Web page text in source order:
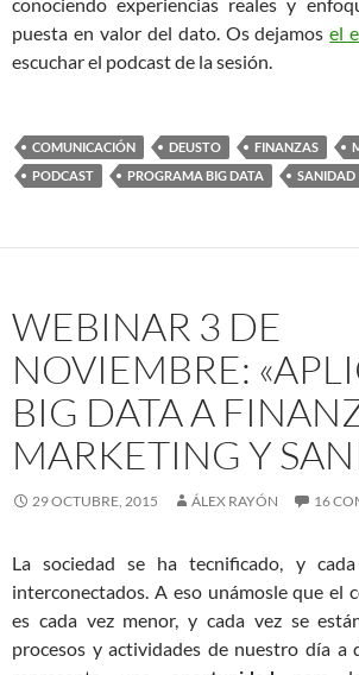
puesta en valor del dato. Os dejamosel
escuchar el podcast de la sesión.
COMUNICACIÓN DEUSTO FINANZAS
PODCAST
PROGRAMA BIG DATA SANIDAD
WEBINAR 3 DE
NOVIEMBRE:
BIG DATA A
MARKETING Y
29 OCTUBRE, 2015 ÁLEX RAYÓN 16
La sociedad se ha tecnificado, y
interconectados. A eso unámosle que el
es cada vez menor, y cada vez se
procesos y actividades de nuestro día a